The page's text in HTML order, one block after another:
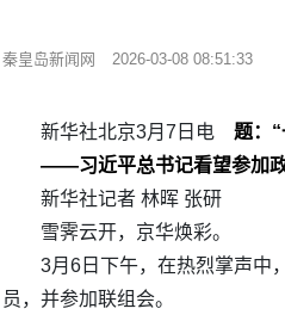
秦皇岛新闻网 2026-03-08 08:51:33
新华社北京3月7日电 题：
——习近平总书记看望参加政
新华社记者 林晖 张研
雪霁云开，京华焕彩。
3月6日下午，在热烈掌声中
员，并参加联组会。